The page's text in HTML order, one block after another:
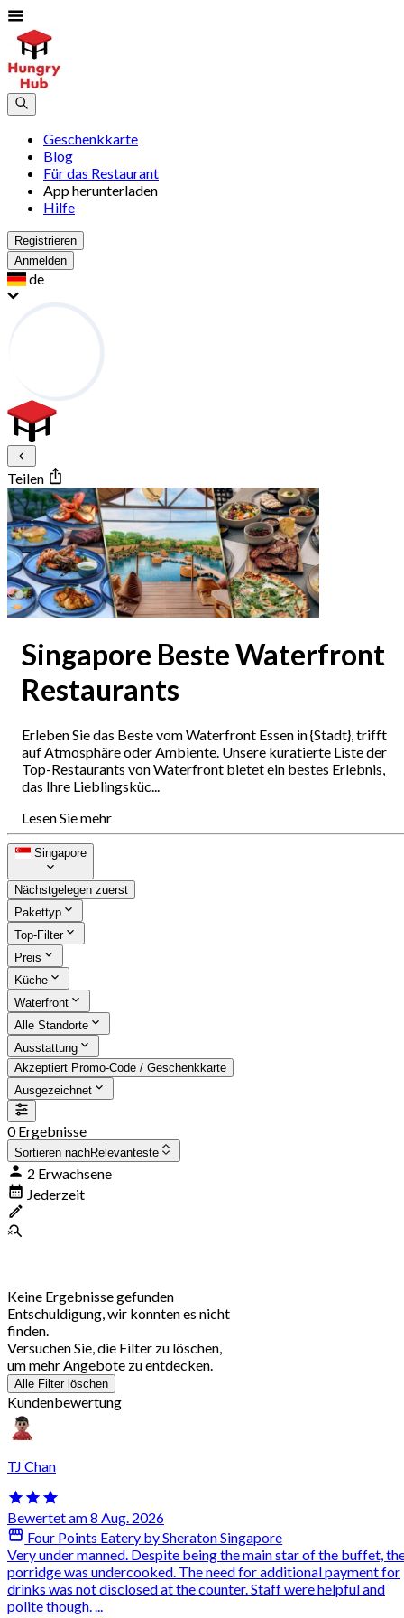
Geschenkkarte
Blog
Für das Restaurant
App herunterladen
Hilfe
Registrieren
Anmelden
de
Teilen
Singapore Beste Waterfront
Restaurants
Erleben Sie das Beste vom Waterfront Essen in {Stadt}, trifft
auf Atmosphäre oder Ambiente. Unsere kuratierte Liste der
Top-Restaurants von Waterfront bietet ein bestes Erlebnis,
das Ihre Lieblingsküc...
Lesen Sie mehr
Singapore
Nächstgelegen zuerst
Pakettyp
Top-Filter
Preis
Küche
Waterfront
Alle Standorte
Ausstattung
Akzeptiert Promo-Code / Geschenkkarte
Ausgezeichnet
0 Ergebnisse
Sortieren nachRelevanteste
2 Erwachsene
Jederzeit
Keine Ergebnisse gefunden
Entschuldigung, wir konnten es nicht
finden.
Versuchen Sie, die Filter zu löschen,
um mehr Angebote zu entdecken.
Alle Filter löschen
Kundenbewertung
TJ Chan
Bewertet am 8 Aug. 2026
Four Points Eatery by Sheraton Singapore
Very under manned. Despite being the main star of the buffet,
porridge was undercooked. The need for additional payment for
drinks was not disclosed at the counter. Staff were helpful and
polite though. ...